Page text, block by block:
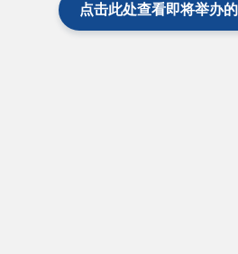
点击此处查看即将举办